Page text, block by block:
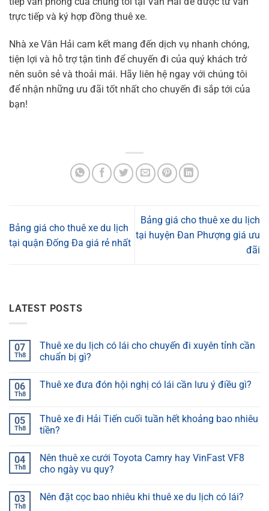
trực tiếp và ký hợp đồng thuê xe.
Nhà xe Vân Hải cam kết mang đến dịch vụ nhanh chóng,
tiện lợi và hỗ trợ tận tình để chuyến đi của quý khách trở
nên suôn sẻ và thoải mái. Hãy liên hệ ngay với chúng tôi
để nhận những ưu đãi tốt nhất cho chuyến đi sắp tới của
bạn!
Bảng giá cho thuê xe du lịch
tại quận Đống Đa giá rẻ nhất
Bảng giá cho thuê xe du lịch
tại huyện Đan Phượng giá ưu
đãi
LATEST POSTS
07
Th8
Thuê xe du lịch có lái cho chuyến đi xuyên tỉnh cần
chuẩn bị gì?
06
Th8
Thuê xe đưa đón hội nghị có lái cần lưu ý điều gì?
05
Th8
Thuê xe đi Hải Tiến cuối tuần hết khoảng bao nhiêu
tiền?
04
Th8
Nên thuê xe cưới Toyota Camry hay VinFast VF8
cho ngày vu quy?
03
Th8
Nên đặt cọc bao nhiêu khi thuê xe du lịch có lái?